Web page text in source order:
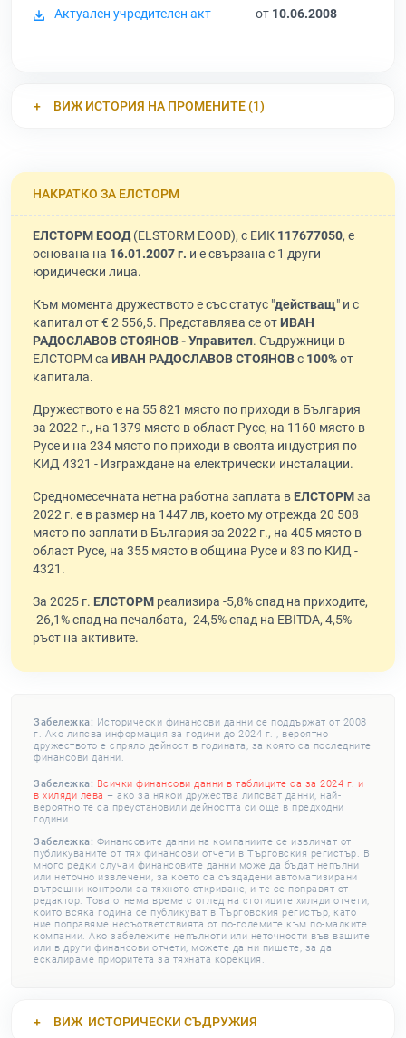
Актуален учредителен акт
от 10.06.2008
ВИЖ ИСТОРИЯ НА ПРОМЕНИТЕ (1)
НАКРАТКО ЗА ЕЛСТОРМ
ЕЛСТОРМ ЕООД(ELSTORM EOOD), с ЕИК 117677050, е
основана на 16.01.2007 г. и е свързана с 1 други
юридически лица.
Към момента дружеството е със статус "действащ" и с
капитал от € 2 556,5. Представлява се отИВАН
РАДОСЛАВОВ СТОЯНОВ - Управител. Съдружници в
ЕЛСТОРМ са ИВАН РАДОСЛАВОВ СТОЯНОВс 100%от
капитала.
Дружеството е на 55 821 място по приходи в България
за 2022 г., на 1379 място в област Русе, на 1160 място в
Русе и на 234 място по приходи в своята индустрия по
КИД 4321 - Изграждане на електрически инсталации.
Средномесечната нетна работна заплата в ЕЛСТОРМза
2022 г. е в размер на 1447 лв, което му отрежда 20 508
място по заплати в България за 2022 г., на 405 място в
област Русе, на 355 място в община Русе и 83 по КИД -
4321.
За 2025 г. ЕЛСТОРМ реализира -5,8% спад на приходите,
-26,1% спад на печалбата, -24,5% спад на EBITDA, 4,5%
ръст на активите.
Забележка: Исторически финансови данни се поддържат от 2008
г. Ако липсва информация за години до 2024 г. , вероятно
дружеството е спряло дейност в годината, за която са последните
финансови данни.
Забележка: Всички финансови данни в таблиците са за 2024 г. и
в хиляди лева – ако за някои дружества липсват данни, най-
вероятно те са преустановили дейността си още в предходни
години.
Забележка: Финансовите данни на компаниите се извличат от
публикуваните от тях финансови отчети в Търговския регистър. В
много редки случаи финансовите данни може да бъдат непълни
или неточно извлечени, за което са създадени автоматизирани
вътрешни контроли за тяхното откриване, и те се поправят от
редактор. Това отнема време с оглед на стотиците хиляди отчети,
които всяка година се публикуват в Търговския регистър, като
ние поправяме несъответствията от по-големите към по-малките
компании. Ако забележите непълноти или неточности във вашите
или в други финансови отчети, можете да ни пишете, за да
ескалираме приоритета за тяхната корекция.
ВИЖ ИСТОРИЧЕСКИ СЪДРУЖИЯ